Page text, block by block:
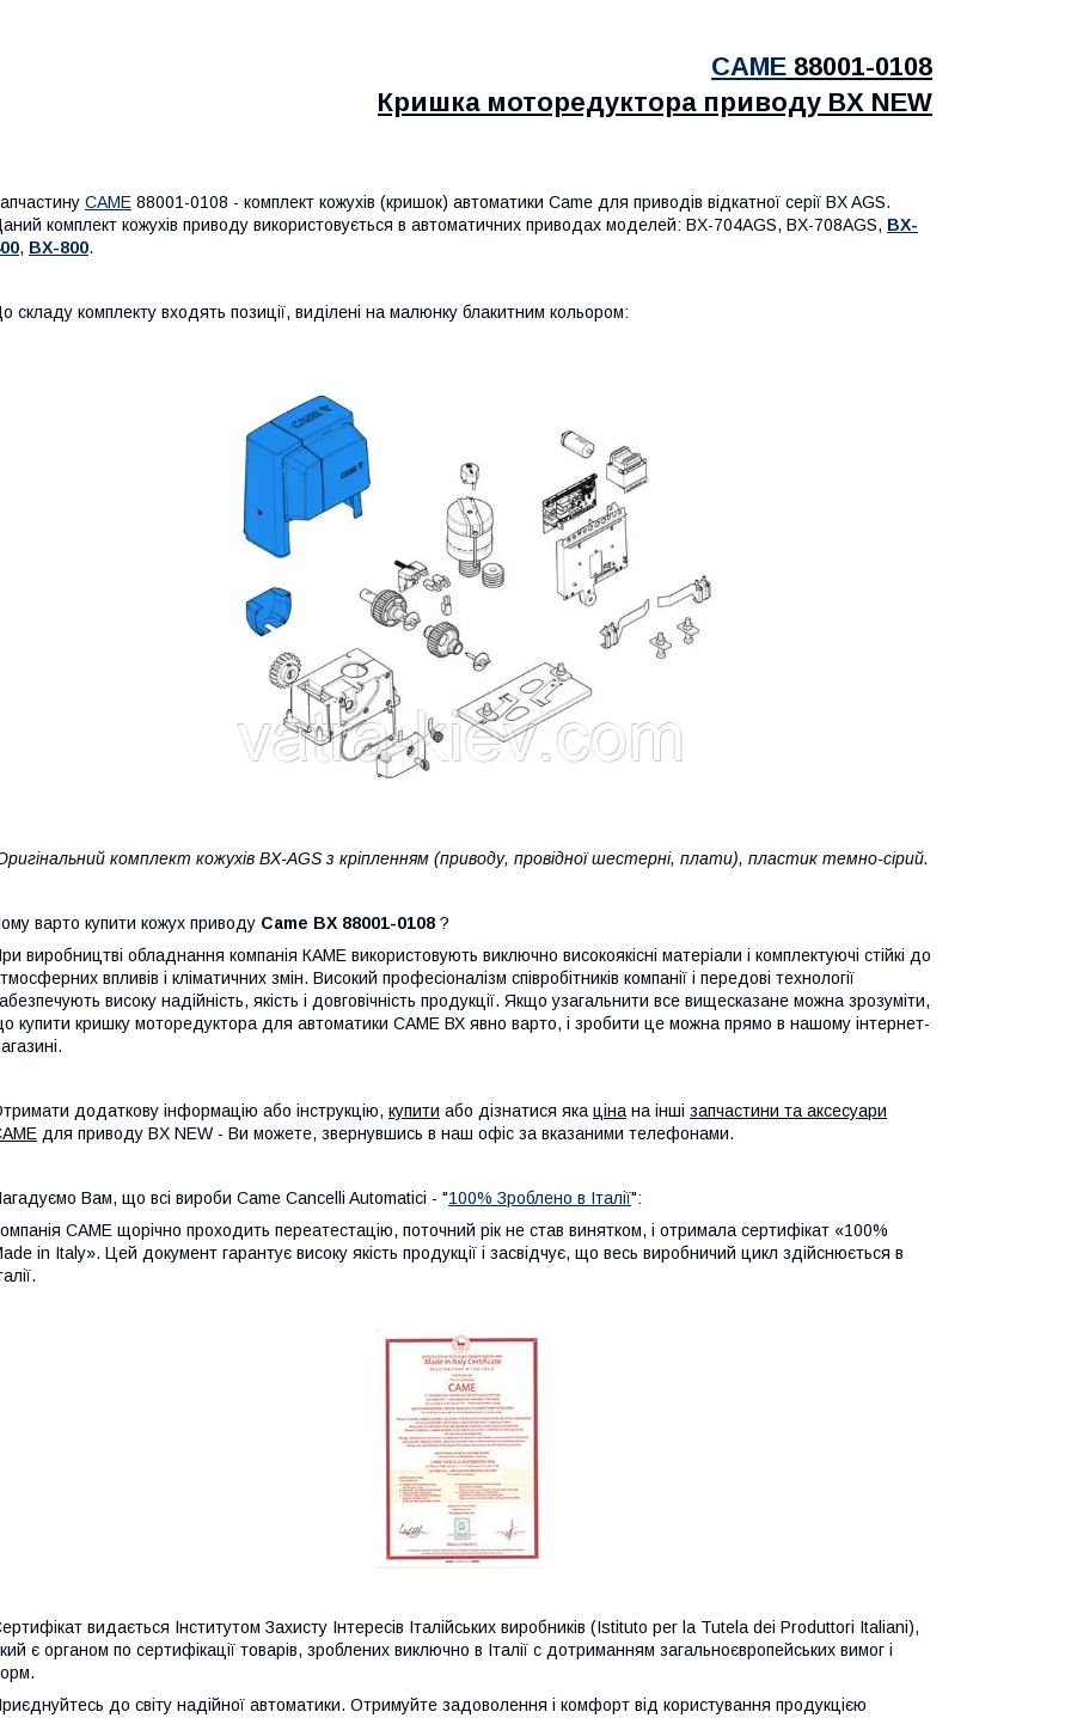
CAME 88001-0108
Кришка моторедуктора приводу BX NEW
CAME 88001-0108 - комплект кожухів (кришок) автоматики Came для приводів відкатної серії BX AGS.
комплект кожухів приводу використовується в автоматичних приводах моделей: BX-704AGS, BX-708AGS, BX-
, BX-800.
складу комплекту входять позиції, виділені на малюнку блакитним кольором:
комплект кожухів BX-AGS з кріпленням (приводу, провідної шестерні, плати), пластик темно-сірий.
варто купити кожух приводу Came BX 88001-0108 ?
виробництві обладнання компанія КАМЕ використовують виключно високоякісні матеріали і комплектуючі стійкі до
впливів і кліматичних змін. Високий професіоналізм співробітників компанії і передові технології
високу надійність, якість і довговічність продукції. Якщо узагальнити все вищесказане можна зрозуміти,
купити кришку моторедуктора для автоматики САМЕ ВХ явно варто, і зробити це можна прямо в нашому інтернет-
додаткову інформацію або інструкцію, купити або дізнатися яка ціна на інші запчастини та аксесуари
для приводу BX NEW - Ви можете, звернувшись в наш офіс за вказаними телефонами.
Вам, що всі вироби Came Cancelli Automatici - "100% Зроблено в Італії":
CAME щорічно проходить переатестацію, поточний рік не став винятком, і отримала сертифікат «100%
in Italy». Цей документ гарантує високу якість продукції і засвідчує, що весь виробничий цикл здійснюється в
видається Інститутом Захисту Інтересів Італійських виробників (Istituto per la Tutela dei Produttori Italiani),
є органом по сертифікації товарів, зроблених виключно в Італії c дотриманням загальноєвропейських вимог і
до світу надійної автоматики. Отримуйте задоволення і комфорт від користування продукцією